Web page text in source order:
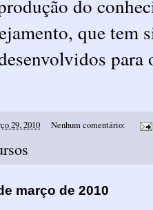
do
que tem
29, 2010 Nenhum comentário:
março de 2010